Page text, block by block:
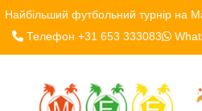
Найбільший футбольний турнір на
Телефон +31 653 333083